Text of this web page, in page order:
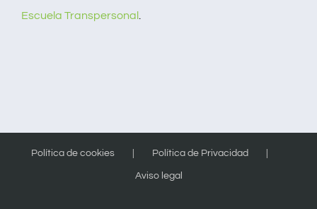
Escuela Transpersonal
Política de cookies Política de Privacidad
Aviso legal